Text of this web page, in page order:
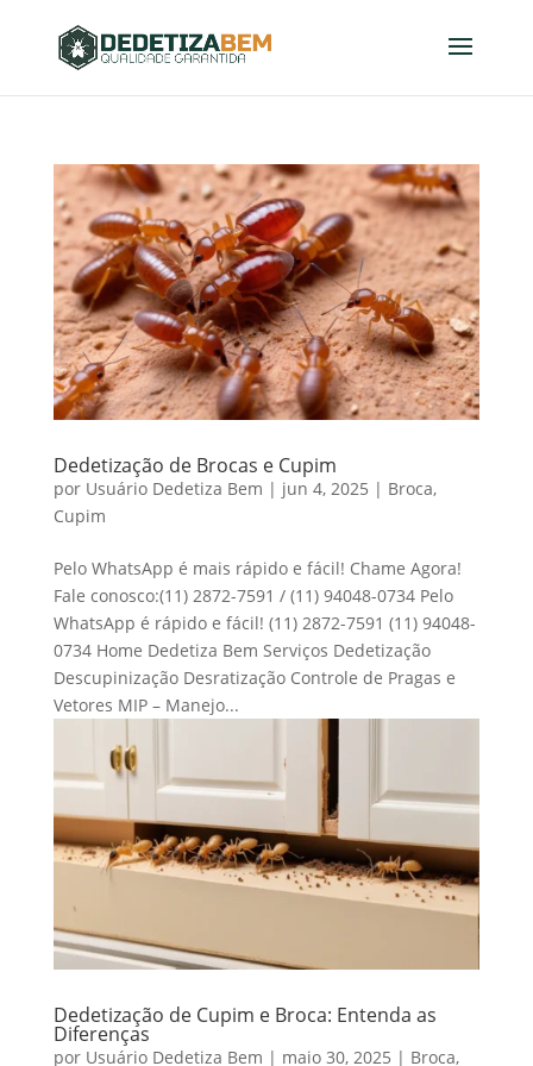
Dedetização de Brocas e Cupim
por Usuário Dedetiza Bem | jun 4, 2025 | Broca,
Cupim
Pelo WhatsApp é mais rápido e fácil! Chame Agora!
Fale conosco:(11) 2872-7591 / (11) 94048-0734 Pelo
WhatsApp é rápido e fácil! (11) 2872-7591 (11) 94048-
0734 Home Dedetiza Bem Serviços Dedetização
Descupinização Desratização Controle de Pragas e
Vetores MIP – Manejo...
Dedetização de Cupim e Broca: Entenda as
Diferenças
por Usuário Dedetiza Bem | maio 30, 2025 | Broca,